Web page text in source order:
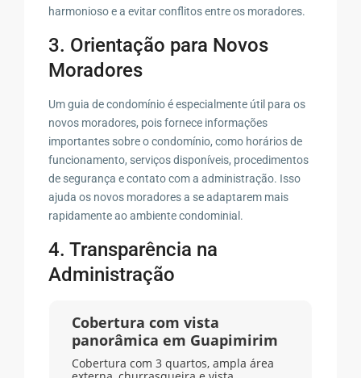
harmonioso e a evitar conflitos entre os moradores.
3. Orientação para Novos
Moradores
Um guia de condomínio é especialmente útil para os
novos moradores, pois fornece informações
importantes sobre o condomínio, como horários de
funcionamento, serviços disponíveis, procedimentos
de segurança e contato com a administração. Isso
ajuda os novos moradores a se adaptarem mais
rapidamente ao ambiente condominial.
4. Transparência na
Administração
Cobertura com vista
panorâmica em Guapimirim
Cobertura com 3 quartos, ampla área